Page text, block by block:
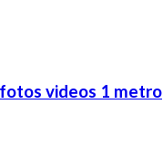
videos 1 metro